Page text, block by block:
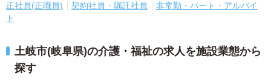
正社員(正職員) 契約社員・嘱託社員
非常勤・パート・アルバイ
ト
土岐市(岐阜県)の介護・福祉の求人を施設業態から
探す